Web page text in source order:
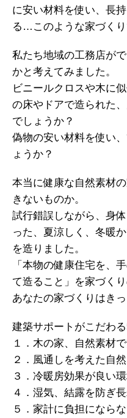
に安い材料を使い、長
る…このような家づく
私たち地域の工務店が
かと考えてみました。
ビニールクロスや木に
の床やドアで造られた
でしょうか？
偽物の安い材料を使い
ょうか？
本当に健康な自然素材
きないものか。
試行錯誤しながら、身
った、夏涼しく、冬暖
を造りました。
「本物の健康住宅を、
て造ること」を家づく
あなたの家づくりはき
建築サポートがこだわ
１．木の家、自然素材
２．風通しを考えた自
３．冷暖房効果が良い
４．湿気、結露を防ぎ
５．家計に負担になら